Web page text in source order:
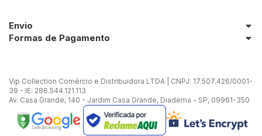
Envio
Formas de Pagamento
Vip Collection Comércio e Distribuidora LTDA | CNPJ: 17.507.426/0001-
39 - IE: 286.544.121.113
Av. Casa Grande, 140 - Jardim Casa Grande, Diadema - SP, 09961-350